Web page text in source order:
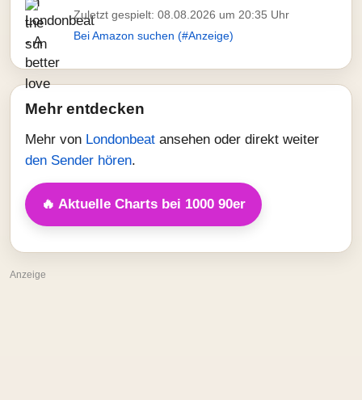
Zuletzt gespielt: 08.08.2026 um 20:35 Uhr
Bei Amazon suchen (#Anzeige)
Mehr entdecken
Mehr von Londonbeat ansehen oder direkt weiter
den Sender hören.
🔥 Aktuelle Charts bei 1000 90er
Anzeige